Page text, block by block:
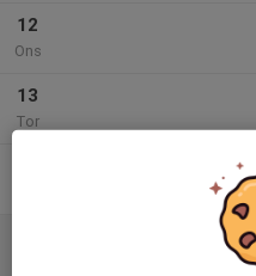
12
Ons
13
Tor